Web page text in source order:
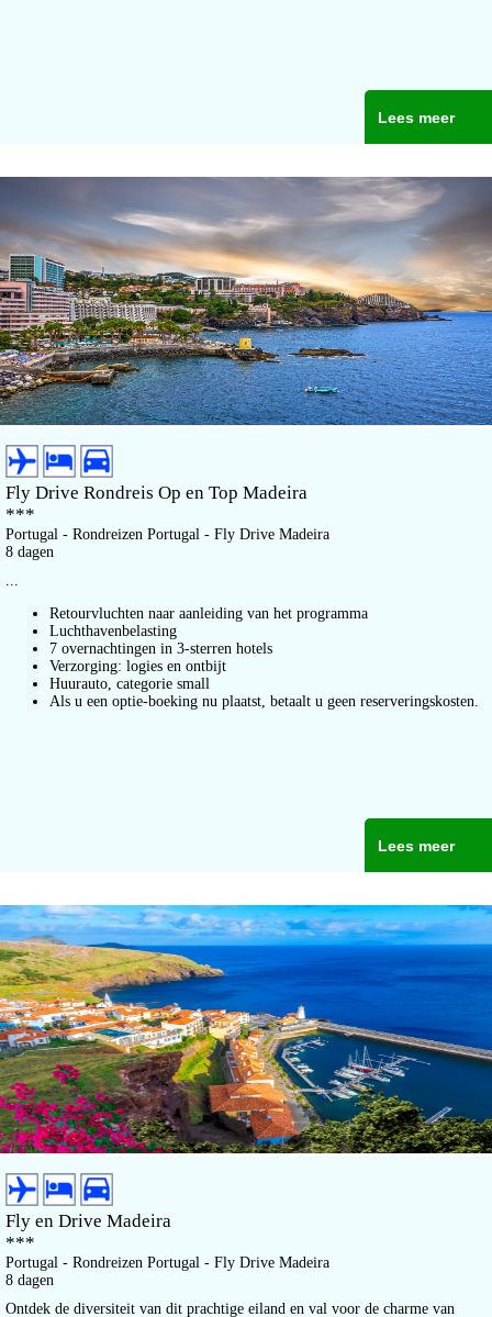
Lees meer
Fly Drive Rondreis Op en Top Madeira
***
Portugal - Rondreizen Portugal - Fly Drive Madeira
8 dagen
...
Retourvluchten naar aanleiding van het programma
Luchthavenbelasting
7 overnachtingen in 3-sterren hotels
Verzorging: logies en ontbijt
Huurauto, categorie small
Als u een optie-boeking nu plaatst, betaalt u geen reserveringskosten.
Lees meer
Fly en Drive Madeira
***
Portugal - Rondreizen Portugal - Fly Drive Madeira
8 dagen
Ontdek de diversiteit van dit prachtige eiland en val voor de charme van